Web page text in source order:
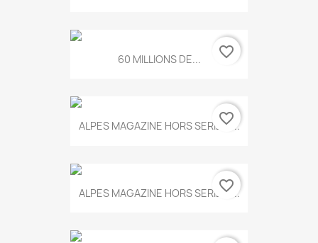
60 MILLIONS DE... favorite_border
ALPES MAGAZINE HORS SERIE N...
favorite_border
ALPES MAGAZINE HORS SERIE N...
favorite_border